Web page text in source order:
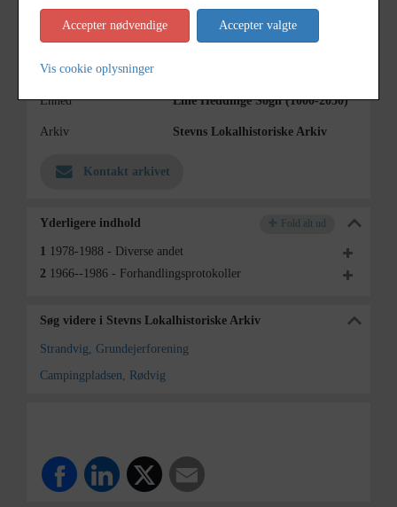
Årstal 1988
Se på kort
Type
Enhed Lille Heddinge Sogn (1000-2050)
Arkiv Stevns Lokalhistoriske Arkiv
Kontakt arkivet
Yderligere indhold Fold alt ud
1 1978-1988 - Diverse andet
2 1966--1986 - Forhandlingsprotokoller
Søg videre i Stevns Lokalhistoriske Arkiv
Strandvig, Grundejerforening
Campingpladsen, Rødvig
Accepter nødvendige Accepter valgte
Vis cookie oplysninger